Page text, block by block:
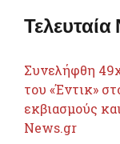
Τελευταία
Συνελήφθη
του «Έντικ»
εκβιασμούς
News.gr